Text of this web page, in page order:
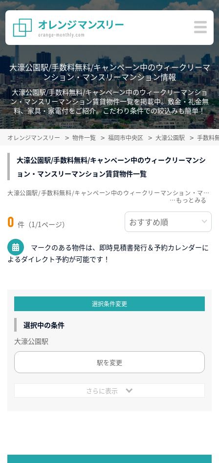
大濠公園駅/手数料無料/キャンペーン中のウィークリーマ
ンション・マンスリーマンション情報
大濠公園駅/手数料無料/キャンペーン中のウィークリーマンショ
ン・マンスリーマンション賃貸物件一覧を掲載中。敷金・礼金無
料、家具・家電付をご紹介。こだわり条件での絞込みも簡単！
オレンジマンスリー 物件一覧 福岡市中央区 大濠公園駅 手数料
大濠公園駅/手数料無料/キャンペーン中のウィークリーマンシ
ョン・マンスリーマンション賃貸物件一覧
0 件（1/1ページ）
マークのある物件は、即時見積書発行＆予約カレンダーに
よるダイレクト予約が可能です！
大濠公園駅/手数料無料/キャンペーン中のウィークリーマンション・マンスリーマンション賃貸物件一覧を掲載中。敷金・礼金無料、家具・家電付をご紹介。こだわり条件での絞込みも簡単！
…
選択条件変更
選択中の条件
大濠公園駅
駅を変更
さらに表示